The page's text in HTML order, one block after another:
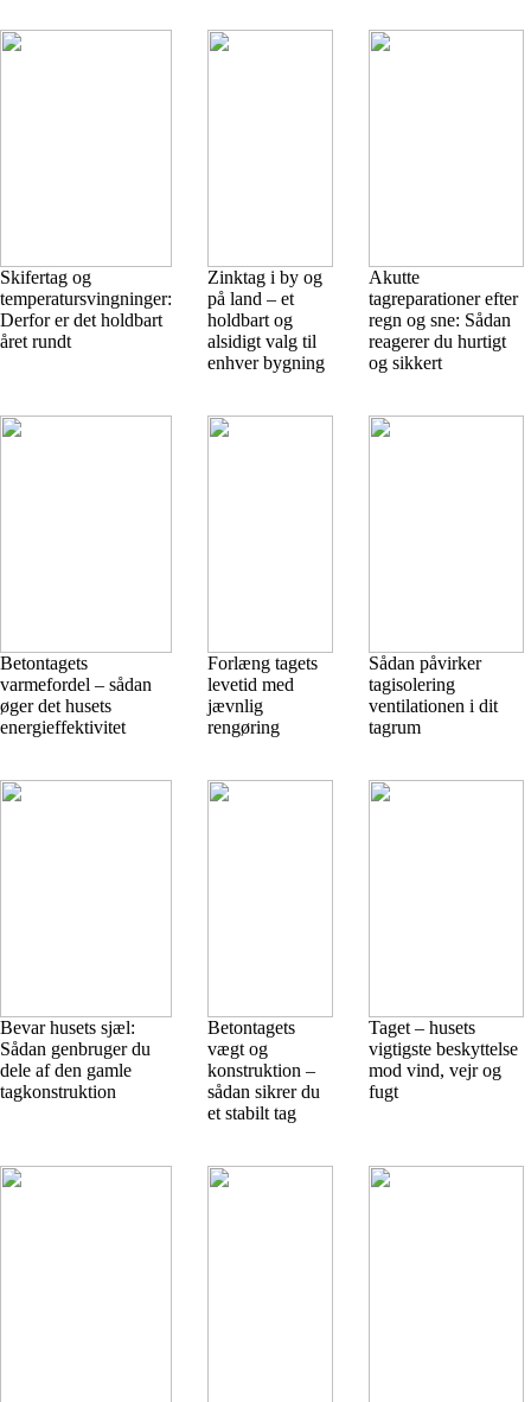
Skifertag og
temperatursvingninger:
Derfor er det holdbart
året rundt
Zinktag i by og
på land – et
holdbart og
alsidigt valg til
enhver bygning
Akutte
tagreparationer efter
regn og sne: Sådan
reagerer du hurtigt
og sikkert
Betontagets
varmefordel – sådan
øger det husets
energieffektivitet
Forlæng tagets
levetid med
jævnlig
rengøring
Sådan påvirker
tagisolering
ventilationen i dit
tagrum
Bevar husets sjæl:
Sådan genbruger du
dele af den gamle
tagkonstruktion
Betontagets
vægt og
konstruktion –
sådan sikrer du
et stabilt tag
Taget – husets
vigtigste beskyttelse
mod vind, vejr og
fugt